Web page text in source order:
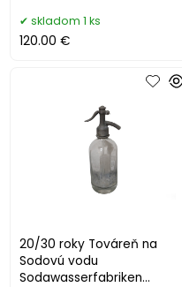
skladom 1 ks
120.00 €
20/30 roky Továreň na
Sodovú vodu
Sodawasserfabriken